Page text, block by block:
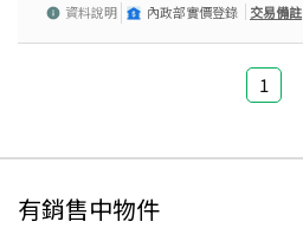
資料說明 內政部實價登錄 交易備註
1
有銷售中物件